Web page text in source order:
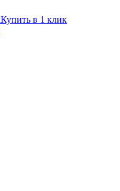
Купить в 1 клик